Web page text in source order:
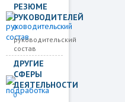
РЕЗЮМЕ
РУКОВОДИТЕЛЕЙ
0
руководительский
состав
ДРУГИЕ
СФЕРЫ
ДЕЯТЕЛЬНОСТИ
0